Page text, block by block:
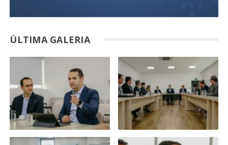
ÚLTIMA GALERIA